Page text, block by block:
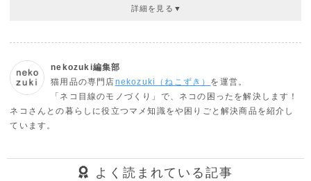
nekozuki編集部
猫用品の専門店nekozuki（ねこずき） を運営。
「ネコ目線のモノづくり」で、ネコの困ったを解決します！
ネコさんとの暮らしに役立つマメ知識をや困りごと解決商品を紹介し
ています。
よく読まれている記事